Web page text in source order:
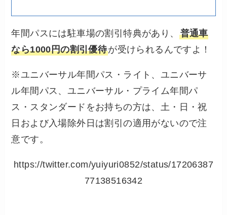
年間パスには駐車場の割引特典があり、 普通車
なら1000円の割引優待が受けられるんですよ！
※ユニバーサル年間パス・ライト、ユニバーサ
ル年間パス、ユニバーサル・プライム年間パ
ス・スタンダードをお持ちの方は、土・日・祝
日および入場除外日は割引の適用がないので注
意です。
https://twitter.com/yuiyuri0852/status/17206387
77138516342